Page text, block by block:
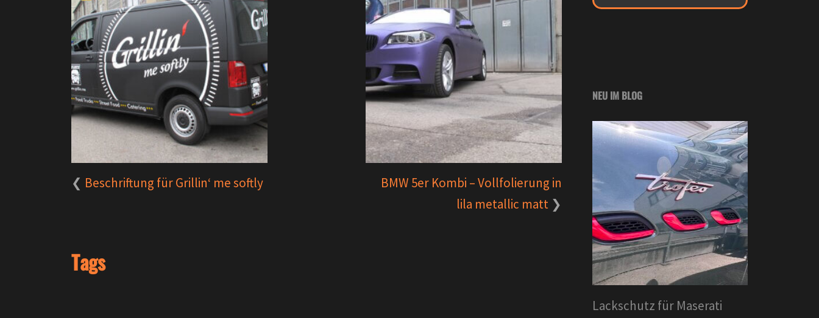
Beschriftung für Grillin‘ me softly
BMW 5er Kombi – Vollfolierung in
lila metallic matt
Tags
NEU IM BLOG
Lackschutz für Maserati